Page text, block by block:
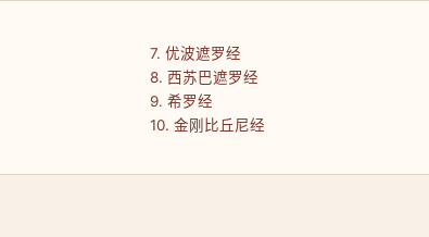
7. 优波遮罗经
8. 西苏巴遮罗经
9. 希罗经
10. 金刚比丘尼经